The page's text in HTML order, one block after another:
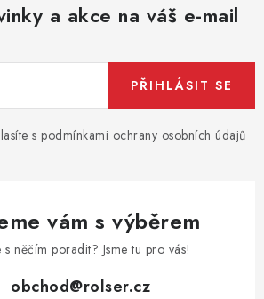
a akce na váš e-mail
s podmínkami ochrany osobních údajů
PŘIHLÁSIT SE
vám s výběrem
s něčím poradit? Jsme tu pro vás!
obchod@rolser.cz